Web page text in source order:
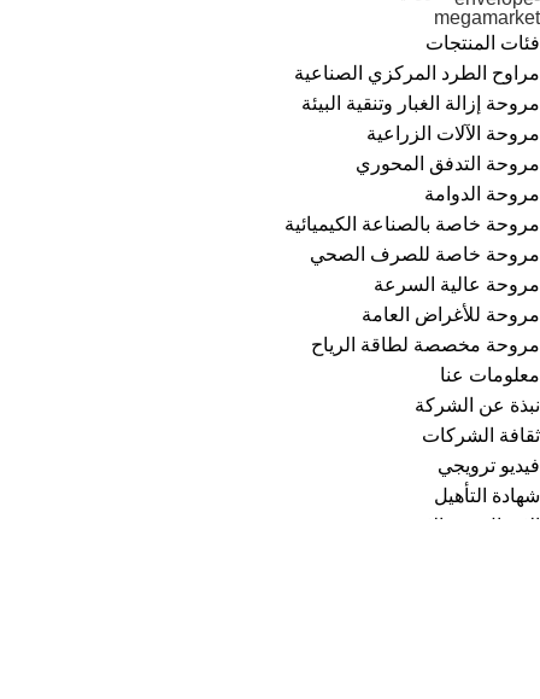
فئات المنتجات
مراوح الطرد المركزي الصناعية
مروحة إزالة الغبار وتنقية البيئة
مروحة الآلات الزراعية
مروحة التدفق المحوري
مروحة الدوامة
مروحة خاصة بالصناعة الكيميائية
مروحة خاصة للصرف الصحي
مروحة عالية السرعة
مروحة للأغراض العامة
مروحة مخصصة لطاقة الرياح
معلومات عنا
نبذة عن الشركة
ثقافة الشركات
فيديو ترويجي
شهادة التأهيل
الاتصال عبر الإنترنت: